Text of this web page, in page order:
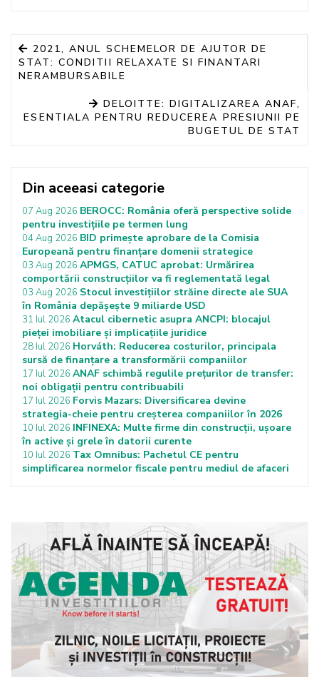
2021, ANUL SCHEMELOR DE AJUTOR DE
STAT: CONDITII RELAXATE SI FINANTARI
NERAMBURSABILE
DELOITTE: DIGITALIZAREA ANAF,
ESENTIALA PENTRU REDUCEREA PRESIUNII PE
BUGETUL DE STAT
Din aceeasi categorie
07 Aug 2026 BEROCC: România oferă perspective solide
pentru investițiile pe termen lung
04 Aug 2026 BID primește aprobare de la Comisia
Europeană pentru finanțare domenii strategice
03 Aug 2026 APMGS, CATUC aprobat: Urmărirea
comportării construcțiilor va fi reglementată legal
03 Aug 2026 Stocul investițiilor străine directe ale SUA
în România depășește 9 miliarde USD
31 Iul 2026 Atacul cibernetic asupra ANCPI: blocajul
pieței imobiliare și implicațiile juridice
28 Iul 2026 Horváth: Reducerea costurilor, principala
sursă de finanțare a transformării companiilor
17 Iul 2026 ANAF schimbă regulile prețurilor de transfer:
noi obligații pentru contribuabili
17 Iul 2026 Forvis Mazars: Diversificarea devine
strategia-cheie pentru creșterea companiilor în 2026
10 Iul 2026 INFINEXA: Multe firme din construcții, ușoare
în active și grele în datorii curente
10 Iul 2026 Tax Omnibus: Pachetul CE pentru
simplificarea normelor fiscale pentru mediul de afaceri